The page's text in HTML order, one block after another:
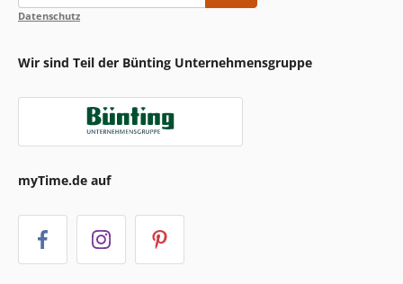
Datenschutz
Wir sind Teil der Bünting Unternehmensgruppe
myTime.de auf